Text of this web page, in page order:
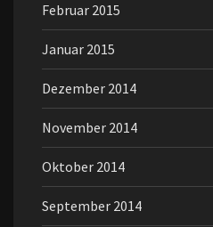
Februar 2015
Januar 2015
Dezember 2014
November 2014
Oktober 2014
September 2014